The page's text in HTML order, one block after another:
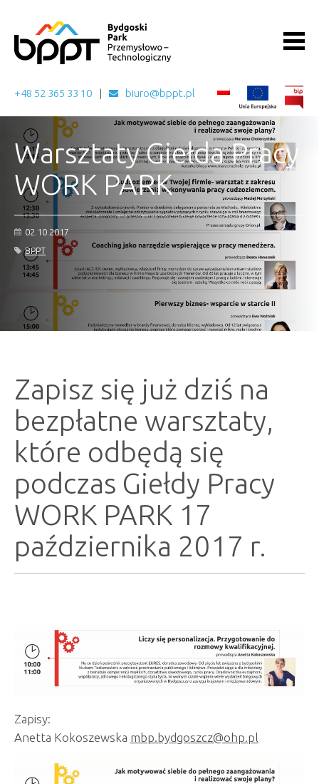
+48 52 365 33 10 biuro@bppt.pl
Warsztaty Giełda Pracy
WORK PARK
02.10.2017
BPPT
Zapisz się już dziś na
bezpłatne warsztaty,
które odbędą się
podczas Giełdy Pracy
WORK PARK 17
października 2017 r.
Zapisy:
Anetta Kokoszewska mbp.bydgoszcz@ohp.pl